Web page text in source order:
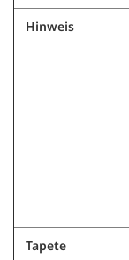
Hinweis
Tapete